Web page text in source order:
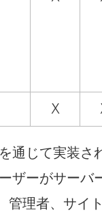
X
通じて実装さ
ザーがサーバ
管理者、サイ